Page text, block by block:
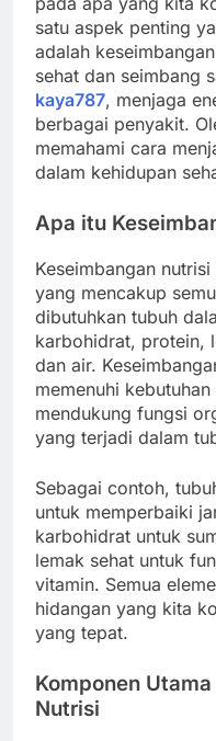
satu aspek penting
adalah
sehat dan seimbang
kaya787, menjaga
berbagai penyakit.
memahami cara
dalam kehidupan
Apa itu
Keseimbangan
yang mencakup
dibutuhkan tubuh
karbohidrat, protein,
dan air.
memenuhi
mendukung fungsi
yang terjadi dalam
Sebagai contoh,
untuk memperbaiki
karbohidrat untuk
lemak sehat untuk
vitamin. Semua
hidangan yang kita
yang tepat.
Komponen
Nutrisi